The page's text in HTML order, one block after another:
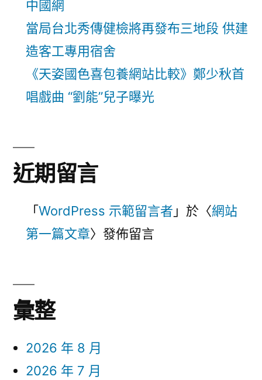
中國網
當局台北秀傳健檢將再發布三地段 供建
造客工專用宿舍
《天姿國色喜包養網站比較》鄭少秋首
唱戲曲 “劉能”兒子曝光
近期留言
「 WordPress 示範留言者 」於〈網站
第一篇文章〉發佈留言
彙整
2026 年 8 月
2026 年 7 月